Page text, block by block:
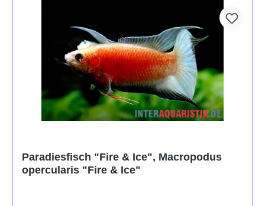
Paradiesfisch "Fire & Ice", Macropodus
opercularis "Fire & Ice"